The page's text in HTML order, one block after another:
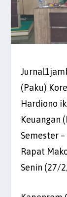
(Paku)
Hardiono
Keuangan
Semester
Rapat
Senin (27/